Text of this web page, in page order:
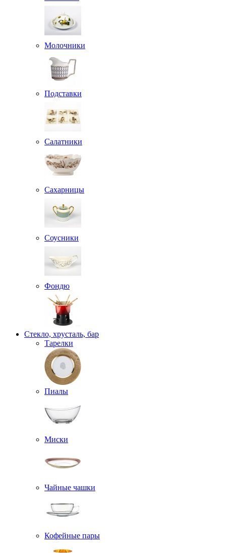
Молочники
Подставки
Салатники
Сахарницы
Соусники
Фондю
Стекло, хрусталь, бар
Тарелки
Пиалы
Миски
Чайные чашки
Кофейные пары